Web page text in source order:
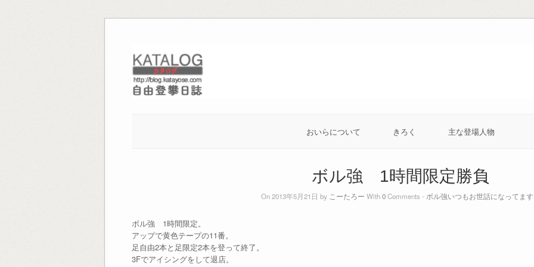
content
おいらについて きろく 主な登場人物
ボル強 1時間限定勝負
On 2013年5月21日 by こーたろー With0Comments - ボル強いつもお世話になってま
ボル強 1時間限定。
アップで黄色テープの11番。
足自由2本と足限定2本を登って終了。
3Fでアイシングをして退店。